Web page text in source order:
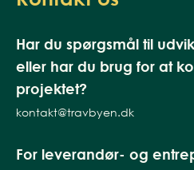
Har du spørgsmål til
eller har du brug for at
projektet?
kontakt@travbyen.dk
For leverandør- og